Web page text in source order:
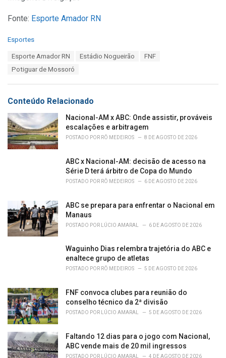
Fonte: Esporte Amador RN
C
i
e
s
:
Esportes
Esporte Amador RN Estádio Nogueirão
FNF
Potiguar de Mossoró
Conteúdo Relacionado
Nacional-AM x ABC: Onde assistir, prováveis
escalações e arbitragem
POSTADO POR RÔ MEDEIROS 8 DE AGOSTO DE 2026
ABC x Nacional-AM: decisão de acesso na
Série D terá árbitro de Copa do Mundo
POSTADO POR RÔ MEDEIROS 6 DE AGOSTO DE 2026
ABC se prepara para enfrentar o Nacional em
Manaus
POSTADO POR LÚCIO AMARAL 6 DE AGOSTO DE 2026
Waguinho Dias relembra trajetória do ABC e
enaltece grupo de atletas
POSTADO POR RÔ MEDEIROS 5 DE AGOSTO DE 2026
FNF convoca clubes para reunião do
conselho técnico da 2ª divisão
POSTADO POR LÚCIO AMARAL 5 DE AGOSTO DE 2026
Faltando 12 dias para o jogo com Nacional,
ABC vende mais de 20 mil ingressos
POSTADO POR LÚCIO AMARAL 4 DE AGOSTO DE 2026